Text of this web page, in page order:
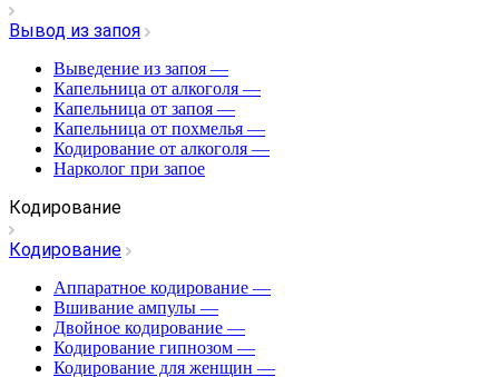
Вывод из запоя
Выведение из запоя —
Капельница от алкоголя —
Капельница от запоя —
Капельница от похмелья —
Кодирование от алкоголя —
Нарколог при запое
Кодирование
Кодирование
Аппаратное кодирование —
Вшивание ампулы —
Двойное кодирование —
Кодирование гипнозом —
Кодирование для женщин —